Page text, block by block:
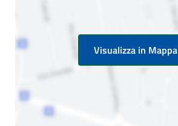
Visualizza in Mappa